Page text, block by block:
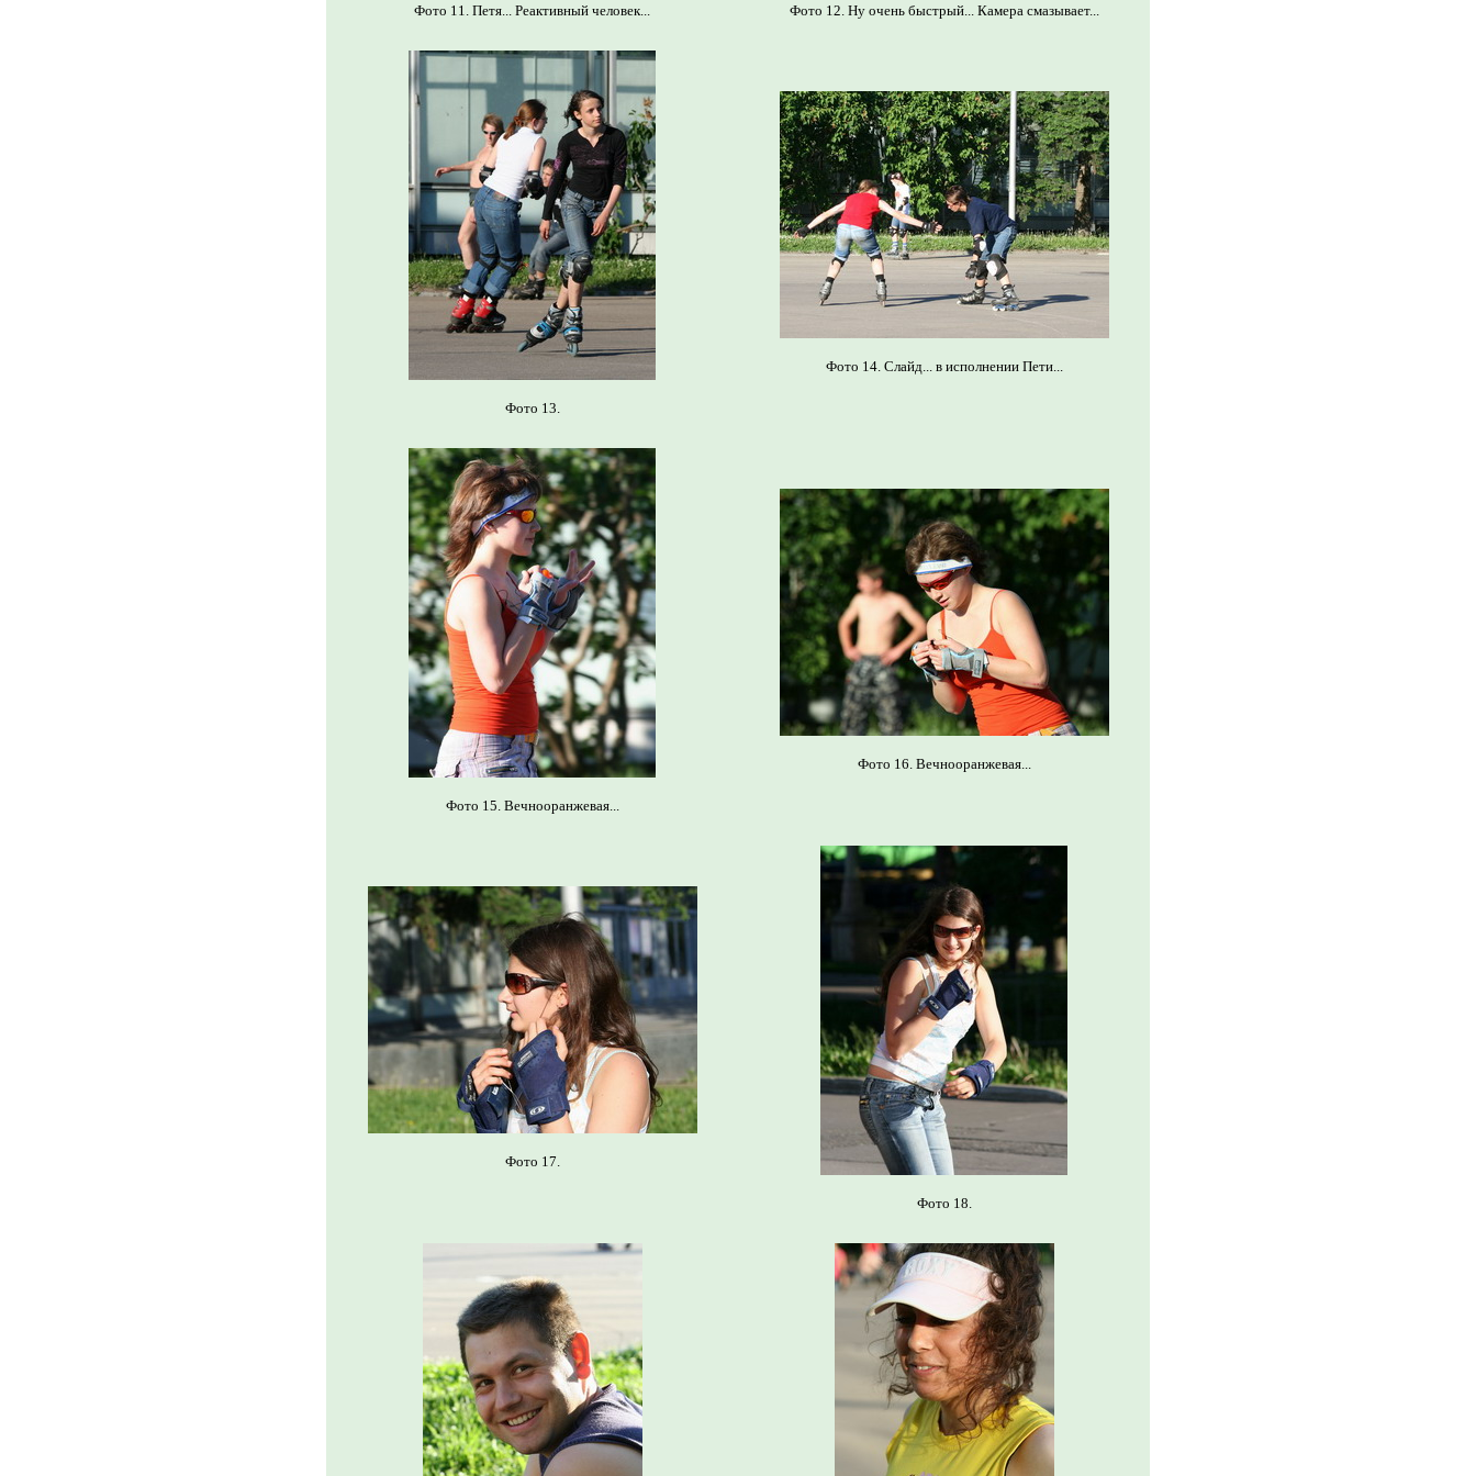
Фото 11. Петя... Реактивный человек... Фото 12. Ну очень быстрый... Камера смазывает...
Фото 13.
Фото 14. Слайд... в исполнении Пети...
Фото 15. Вечнооранжевая...
Фото 16. Вечнооранжевая...
Фото 17.
Фото 18.